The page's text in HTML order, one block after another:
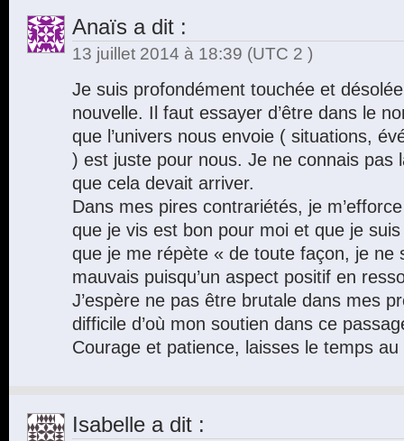
Anaïs a dit :
13 juillet 2014 à 18:39 (UTC 2 )
Je suis profondément touchée et
nouvelle. Il faut essayer d’être dans le
que l’univers nous envoie ( situations,
) est juste pour nous. Je ne connais pas
que cela devait arriver.
Dans mes pires contrariétés, je
que je vis est bon pour moi et que je
que je me répète « de toute façon, je ne
mauvais puisqu’un aspect positif en
J’espère ne pas être brutale dans mes
difficile d’où mon soutien dans ce
Courage et patience, laisses le temps
Isabelle a dit :